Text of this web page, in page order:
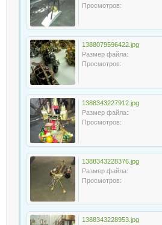
Просмотров:
1388079596422.jpg
Размер файла:
Просмотров:
1388343227912.jpg
Размер файла:
Просмотров:
1388343228376.jpg
Размер файла:
Просмотров:
1388343228953.jpg